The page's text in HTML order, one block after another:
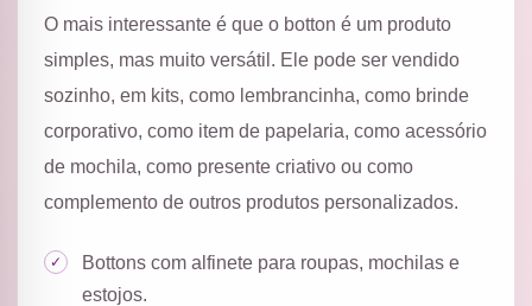
O mais interessante é que o botton é um produto
simples, mas muito versátil. Ele pode ser vendido
sozinho, em kits, como lembrancinha, como brinde
corporativo, como item de papelaria, como acessório
de mochila, como presente criativo ou como
complemento de outros produtos personalizados.
Bottons com alfinete para roupas, mochilas e
estojos.